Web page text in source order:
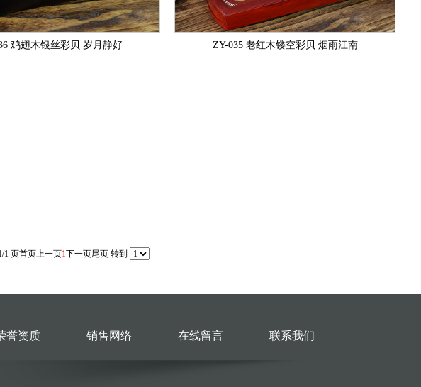
鸡翅木银丝彩贝 岁月静好 ZY-035 老红木镂空彩贝 烟雨江南
1 页首页上一页1下一页尾页转到
誉资质 销售网络 在线留言 联系我们